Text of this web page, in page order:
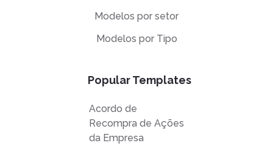
Modelos por setor
Modelos por Tipo
Popular Templates
Acordo de
Recompra de Ações
da Empresa